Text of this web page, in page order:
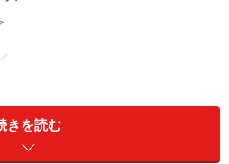
ル
きを読む